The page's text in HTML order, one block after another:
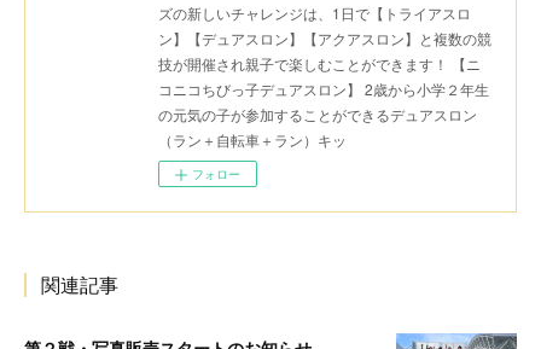
ズの新しいチャレンジは、1日で【トライアスロ
ン】【デュアスロン】【アクアスロン】と複数の競
技が開催され親子で楽しむことができます！ 【ニ
コニコちびっ子デュアスロン】 2歳から小学２年生
の元気の子が参加することができるデュアスロン
（ラン＋自転車＋ラン）キッ
フォロー
関連記事